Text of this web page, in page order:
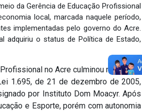
da Gerência de Educação Profissional
local, marcada naquele período,
implementadas pelo governo do Acre.
adquiriu o status de Política de Estado,
no Acre culminou na criação
1.695, de 21 de dezembro de 2005,
por Instituto Dom Moacyr. Após
e Esporte, porém com autonomia